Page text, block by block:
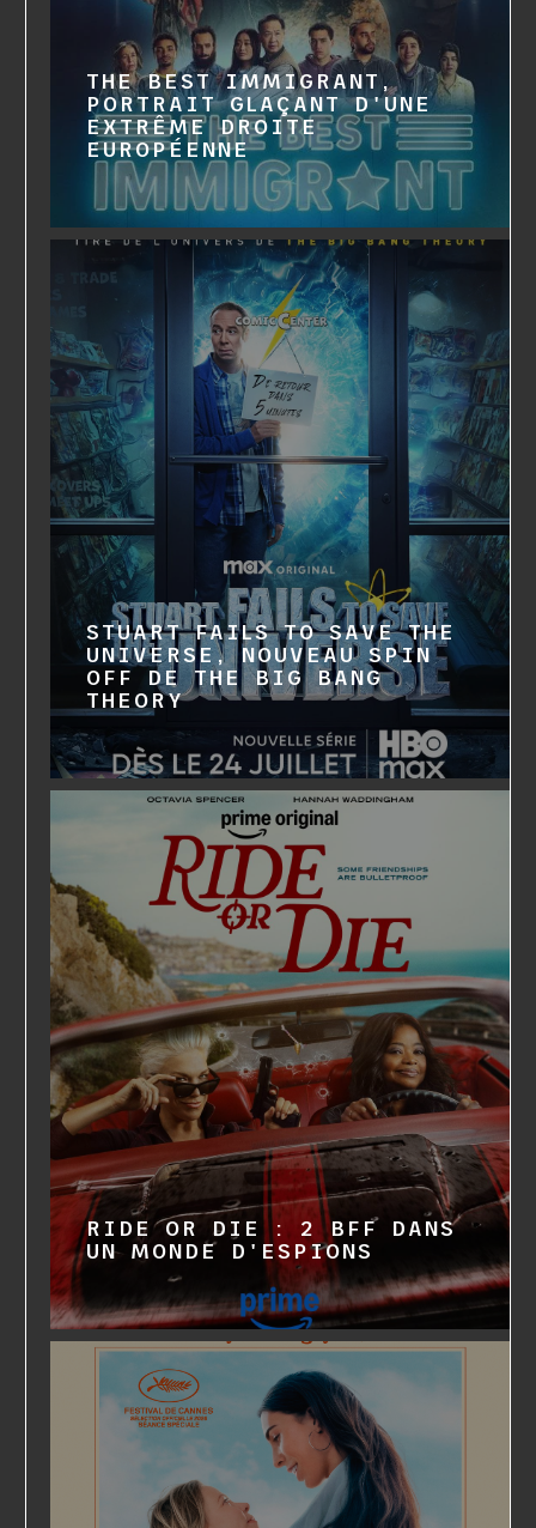
THE BEST IMMIGRANT,
PORTRAIT GLAÇANT D'UNE
EXTRÊME DROITE
EUROPÉENNE
STUART FAILS TO SAVE THE
UNIVERSE, NOUVEAU SPIN
OFF DE THE BIG BANG
THEORY
RIDE OR DIE : 2 BFF DANS
UN MONDE D'ESPIONS